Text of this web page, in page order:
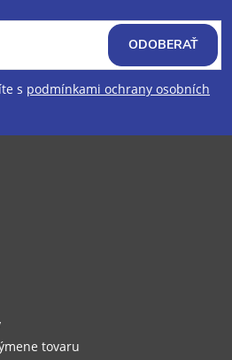
s podmínkami ochrany osobních
ODOBERAŤ
tovaru